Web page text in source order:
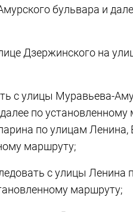
бульвара и
Дзержинского на
с улицы Муравьева-
по установленному
по улицам Ленина,
маршруту;
с улицы Ленина
маршруту;